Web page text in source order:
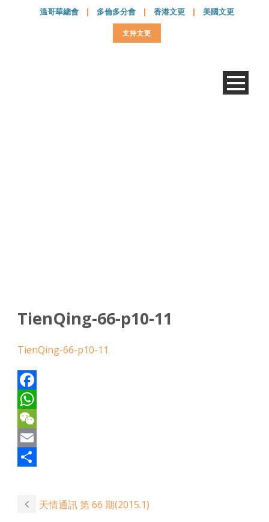
溫哥華總會 | 多倫多分會 | 香港文更 | 美國文更
支持文更
TienQing-66-p10-11
TienQing-66-p10-11
Facebook
WhatsApp
WeChat
Email
天情通訊 第 66 期(2015.1)